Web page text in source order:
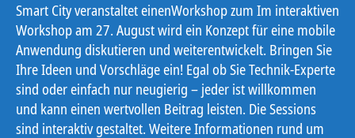
Smart City veranstaltet einenWorkshop zum Im interaktiven
Workshop am 27. August wird ein Konzept für eine mobile
Anwendung diskutieren und weiterentwickelt. Bringen Sie
Ihre Ideen und Vorschläge ein! Egal ob Sie Technik-Experte
sind oder einfach nur neugierig – jeder ist willkommen
und kann einen wertvollen Beitrag leisten. Die Sessions
sind interaktiv gestaltet. Weitere Informationen rund um